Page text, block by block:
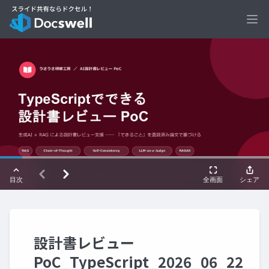
設計書レビュー
PoC_TypeScript_2026_06_22